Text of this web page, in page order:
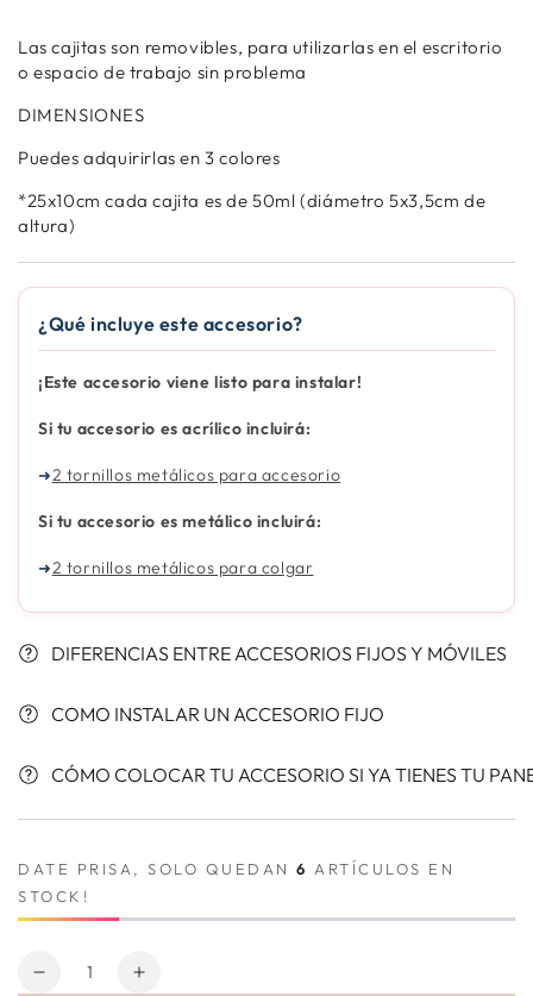
Las cajitas son removibles, para utilizarlas en el escritorio
o espacio de trabajo sin problema
DIMENSIONES
Puedes adquirirlas en 3 colores
*25x10cm cada cajita es de 50ml (diámetro 5x3,5cm de
altura)
¿Qué incluye este accesorio?
¡Este accesorio viene listo para instalar!
Si tu accesorio es acrílico incluirá:
➜2 tornillos metálicos para accesorio
Si tu accesorio es metálico incluirá:
➜2 tornillos metálicos para colgar
DIFERENCIAS ENTRE ACCESORIOS FIJOS Y MÓVILES
COMO INSTALAR UN ACCESORIO FIJO
CÓMO COLOCAR TU ACCESORIO SI YA TIENES TU
DATE PRISA, SOLO QUEDAN 6 ARTÍCULOS EN
STOCK!
Cantidad
Reducir
Aumentar